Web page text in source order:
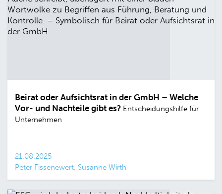
Beirat oder Aufsichtsrat in der GmbH – Welche
Vor- und Nachteile gibt es? Entscheidungshilfe für
Unternehmen
21.08.2025
Peter Fissenewert, Susanne Wirth